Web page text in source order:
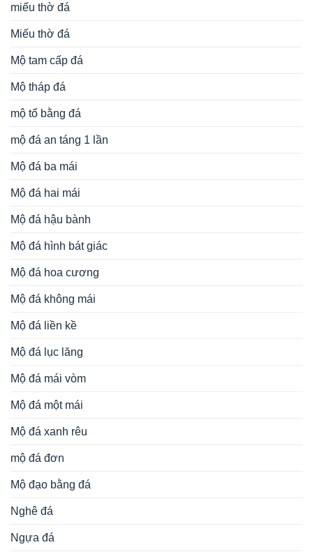
miếu thờ đá
Miếu thờ đá
Mộ tam cấp đá
Mộ tháp đá
mộ tổ bằng đá
mộ đá an táng 1 lần
Mộ đá ba mái
Mộ đá hai mái
Mộ đá hậu bành
Mộ đá hình bát giác
Mộ đá hoa cương
Mộ đá không mái
Mộ đá liền kề
Mộ đá lục lăng
Mộ đá mái vòm
Mộ đá một mái
Mộ đá xanh rêu
mộ đá đơn
Mộ đạo bằng đá
Nghê đá
Ngựa đá